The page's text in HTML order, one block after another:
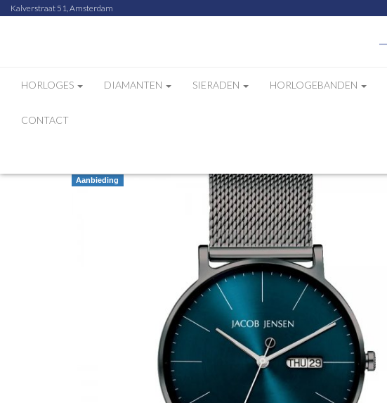
Kalverstraat 51, Amsterdam
HORLOGES DIAMANTEN SIERADEN HORLOGEBANDEN
CONTACT
Aanbieding